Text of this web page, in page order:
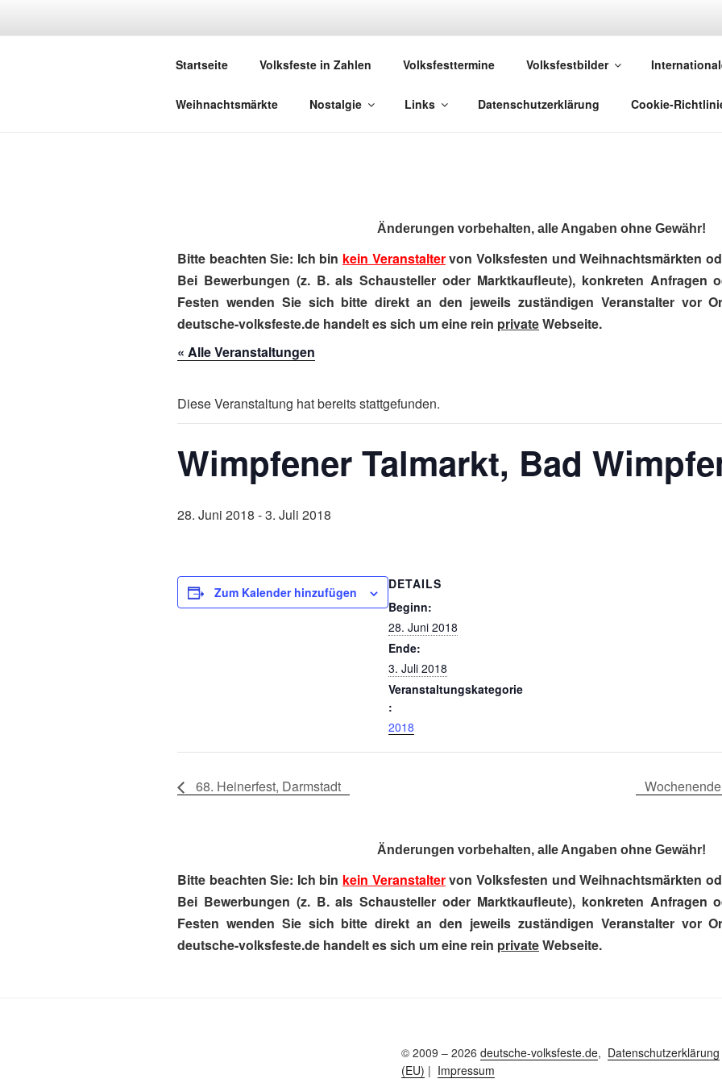
DEUTSCHE VOLKSFESTE
Startseite Volksfeste in Zahlen Volksfesttermine Volksfestbilder
Weihnachtsmärkte Nostalgie Links Datenschutzerklärung Cookie-
Änderungen vorbehalten, alle Angaben ohne Gewähr!
Bitte beachten Sie: Ich bin kein Veranstaltervon Volksfesten und Weihnachtsmärkten
Bei Bewerbungen (z. B. als Schausteller oder Marktkaufleute), konkreten Anfragen
Festen wenden Sie sich bitte direkt an den jeweils zuständigen Veranstalter vor
deutsche-volksfeste.de handelt es sich um eine rein privateWebseite.
« Alle Veranstaltungen
Diese Veranstaltung hat bereits stattgefunden.
Wimpfener Talmarkt, Bad
28. Juni 2018 -3. Juli 2018
Zum Kalender hinzufügen
DETAILS
Beginn:
28. Juni 2018
Ende:
3. Juli 2018
Veranstaltungskategorie
:
2018
68. Heinerfest, Darmstadt
Änderungen vorbehalten, alle Angaben ohne Gewähr!
Bitte beachten Sie: Ich bin kein Veranstaltervon Volksfesten und Weihnachtsmärkten
Bei Bewerbungen (z. B. als Schausteller oder Marktkaufleute), konkreten Anfragen
Festen wenden Sie sich bitte direkt an den jeweils zuständigen Veranstalter vor
deutsche-volksfeste.de handelt es sich um eine rein privateWebseite.
© 2009 – 2026 deutsche-volksfeste.de, Datenschutzerklärung
(EU) | Impressum